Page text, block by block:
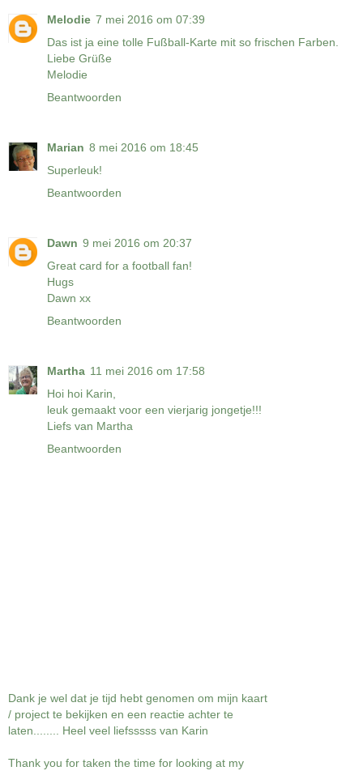
Melodie 7 mei 2016 om 07:39
Das ist ja eine tolle Fußball-Karte mit so frischen Farben.
Liebe Grüße
Melodie
Beantwoorden
Marian 8 mei 2016 om 18:45
Superleuk!
Beantwoorden
Dawn 9 mei 2016 om 20:37
Great card for a football fan!
Hugs
Dawn xx
Beantwoorden
Martha 11 mei 2016 om 17:58
Hoi hoi Karin,
leuk gemaakt voor een vierjarig jongetje!!!
Liefs van Martha
Beantwoorden
Dank je wel dat je tijd hebt genomen om mijn kaart
/ project te bekijken en een reactie achter te
laten........ Heel veel liefsssss van Karin
Thank you for taken the time for looking at my